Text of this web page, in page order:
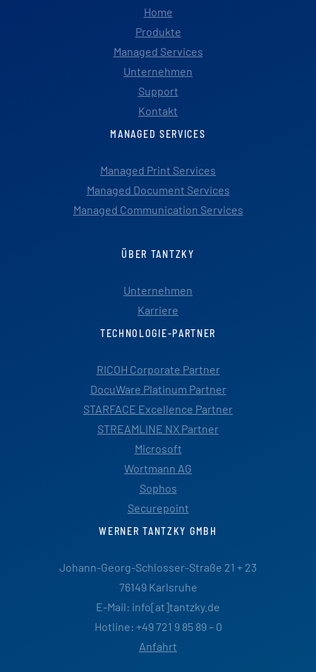
Home
Produkte
Managed Services
Unternehmen
Support
Kontakt
MANAGED SERVICES
Managed Print Services
Managed Document Services
Managed Communication Services
ÜBER TANTZKY
Unternehmen
Karriere
TECHNOLOGIE-PARTNER
RICOH Corporate Partner
DocuWare Platinum Partner
STARFACE Excellence Partner
STREAMLINE NX Partner
Microsoft
Wortmann AG
Sophos
Securepoint
WERNER TANTZKY GMBH
Johann-Georg-Schlosser-Straße 21 + 23
76149 Karlsruhe
E-Mail: info[at]tantzky.de
Hotline: +49 721 9 85 89 – 0
Anfahrt